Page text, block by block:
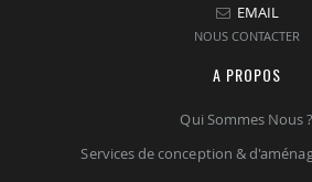
EMAIL
NOUS CONTACTER
A PROPOS
Qui Sommes Nous ?
Services de conception &